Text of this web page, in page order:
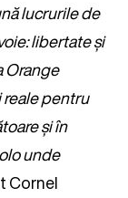
lucrurile de
libertate și
Orange
reale pentru
și în
unde
Cornel